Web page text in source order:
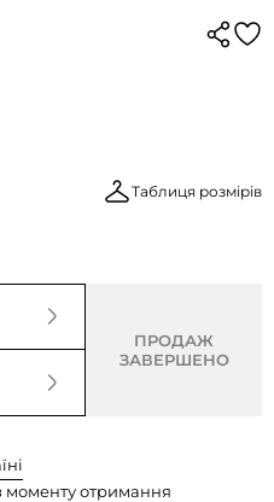
Таблиця розмірів
ПРОДАЖ
ЗАВЕРШЕНО
моменту отримання